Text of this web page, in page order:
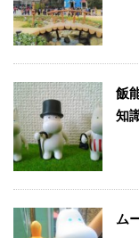
飯
知
ム